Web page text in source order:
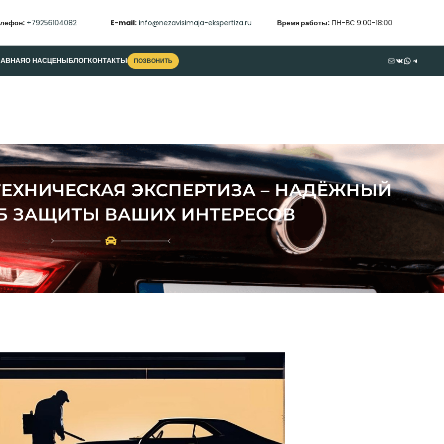
+79256104082 E-mail: info@nezavisimaja-ekspertiza.ru Время работы:ПН-ВС 9:00-18:00
О НАСЦЕНЫБЛОГКОНТАКТЫ ПОЗВОНИТЬ Почта ВКонтакте WhatsApp Telegram
ЭКСПЕРТИЗА – НАДЁЖНЫЙ
ЗАЩИТЫ ВАШИХ ИНТЕРЕСОВ